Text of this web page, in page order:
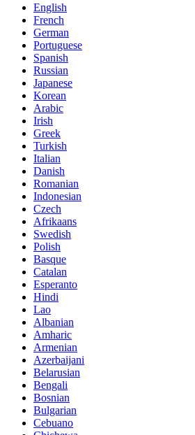
English
French
German
Portuguese
Spanish
Russian
Japanese
Korean
Arabic
Irish
Greek
Turkish
Italian
Danish
Romanian
Indonesian
Czech
Afrikaans
Swedish
Polish
Basque
Catalan
Esperanto
Hindi
Lao
Albanian
Amharic
Armenian
Azerbaijani
Belarusian
Bengali
Bosnian
Bulgarian
Cebuano